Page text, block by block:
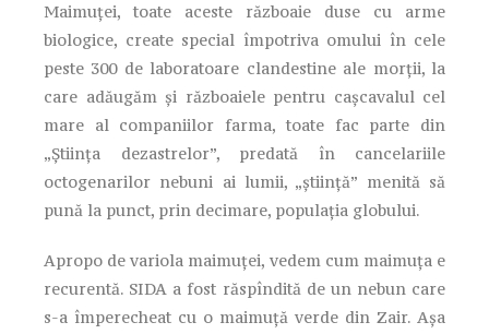
Maimuţei, toate aceste războaie duse cu arme
biologice, create special împotriva omului în cele
peste 300 de laboratoare clandestine ale morţii, la
care adăugăm şi războaiele pentru caşcavalul cel
mare al companiilor farma, toate fac parte din
„Ştiinţa dezastrelor”, predată în cancelariile
octogenarilor nebuni ai lumii, „ştiinţă” menită să
pună la punct, prin decimare, populaţia globului.
Apropo de variola maimuţei, vedem cum maimuţa e
recurentă. SIDA a fost răspîndită de un nebun care
s-a împerecheat cu o maimuţă verde din Zair. Aşa